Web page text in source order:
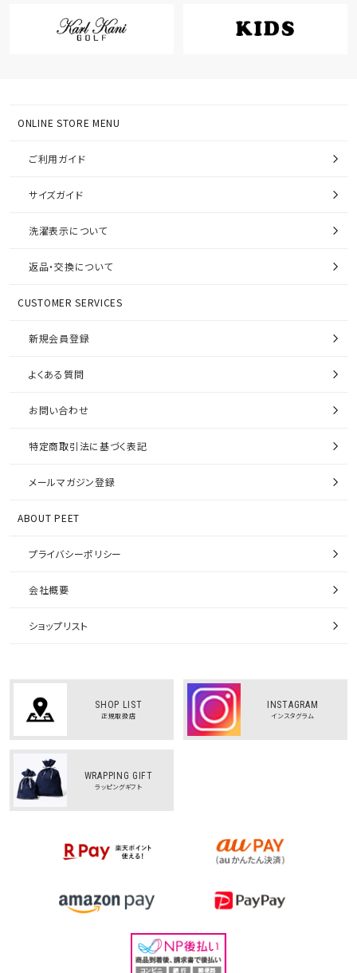
ONLINE STORE MENU
ご利用ガイド
サイズガイド
洗濯表示について
返品・交換について
CUSTOMER SERVICES
新規会員登録
よくある質問
お問い合わせ
特定商取引法に基づく表記
メールマガジン登録
ABOUT PEET
プライバシーポリシー
会社概要
ショップリスト
SHOP LIST
正規取扱店
INSTAGRAM
インスタグラム
WRAPPING GIFT
ラッピングギフト